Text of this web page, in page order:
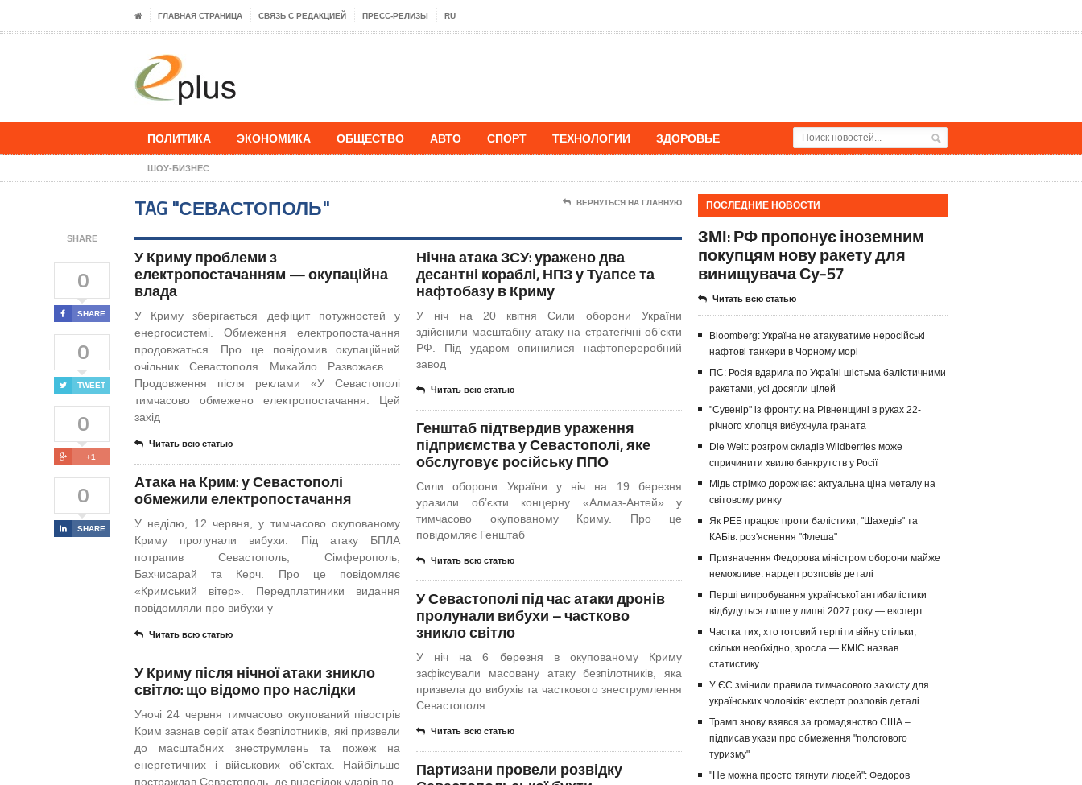
ГЛАВНАЯ СТРАНИЦА СВЯЗЬ С РЕДАКЦИЕЙ ПРЕСС-РЕЛИЗЫ RU
ПОЛИТИКА ЭКОНОМИКА ОБЩЕСТВО АВТО СПОРТ ТЕХНОЛОГИИ ЗДОРОВЬЕ
ШОУ-БИЗНЕС
SHARE
0
SHARE
0
TWEET
0
+1
0
SHARE
TAG "СЕВАСТОПОЛЬ" ВЕРНУТЬСЯ НА ГЛАВНУЮ
У Криму проблеми з
електропостачанням — окупаційна
влада
У Криму зберігається дефіцит потужностей у
енергосистемі. Обмеження електропостачання
продовжаться. Про це повідомив окупаційний
очільник Севастополя Михайло Развожаєв.
Продовження після реклами «У Севастополі
тимчасово обмежено електропостачання. Цей
захід
Читать всю статью
Атака на Крим: у Севастополі
обмежили електропостачання
У неділю, 12 червня, у тимчасово окупованому
Криму пролунали вибухи. Під атаку БПЛА
потрапив Севастополь, Сімферополь,
Бахчисарай та Керч. Про це повідомляє
«Кримський вітер». Передплатиники видання
повідомляли про вибухи у
Читать всю статью
У Криму після нічної атаки зникло
світло: що відомо про наслідки
Уночі 24 червня тимчасово окупований півострів
Крим зазнав серії атак безпілотників, які призвели
до масштабних знеструмлень та пожеж на
енергетичних і військових об’єктах. Найбільше
постраждав Севастополь, де внаслідок ударів по
Нічна атака ЗСУ: уражено два
десантні кораблі, НПЗ у Туапсе та
нафтобазу в Криму
У ніч на 20 квітня Сили оборони України
здійснили масштабну атаку на стратегічні об’єкти
РФ. Під ударом опинилися нафтопереробний
завод
Читать всю статью
Генштаб підтвердив ураження
підприємства у Севастополі, яке
обслуговує російську ППО
Сили оборони України у ніч на 19 березня
уразили об’єкти концерну «Алмаз-Антей» у
тимчасово окупованому Криму. Про це
повідомляє Генштаб
Читать всю статью
У Севастополі під час атаки дронів
пролунали вибухи – частково
зникло світло
У ніч на 6 березня в окупованому Криму
зафіксували масовану атаку безпілотників, яка
призвела до вибухів та часткового знеструмлення
Севастополя.
Читать всю статью
Партизани провели розвідку
ПОСЛЕДНИЕ НОВОСТИ
ЗМІ: РФ пропонує іноземним
покупцям нову ракету для
винищувача Су-57
Читать всю статью
Bloomberg: Україна не атакуватиме неросійські
нафтові танкери в Чорному морі
ПС: Росія вдарила по Україні шістьма балістичними
ракетами, усі досягли цілей
"Сувенір" із фронту: на Рівненщині в руках 22-
річного хлопця вибухнула граната
Die Welt: розгром складів Wildberries може
спричинити хвилю банкрутств у Росії
Мідь стрімко дорожчає: актуальна ціна металу на
світовому ринку
Як РЕБ працює проти балістики, "Шахедів" та
КАБів: роз'яснення "Флеша"
Призначення Федорова міністром оборони майже
неможливе: нардеп розповів деталі
Перші випробування української антибалістики
відбудуться лише у липні 2027 року — експерт
Частка тих, хто готовий терпіти війну стільки,
скільки необхідно, зросла — КМІС назвав
статистику
У ЄС змінили правила тимчасового захисту для
українських чоловіків: експерт розповів деталі
Трамп знову взявся за громадянство США –
підписав укази про обмеження "пологового
туризму"
"Не можна просто тягнути людей": Федоров